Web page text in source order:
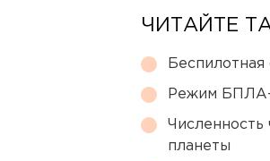
ЧИТАЙТЕ
Беспилотная
Режим БПЛА-
Численность
планеты